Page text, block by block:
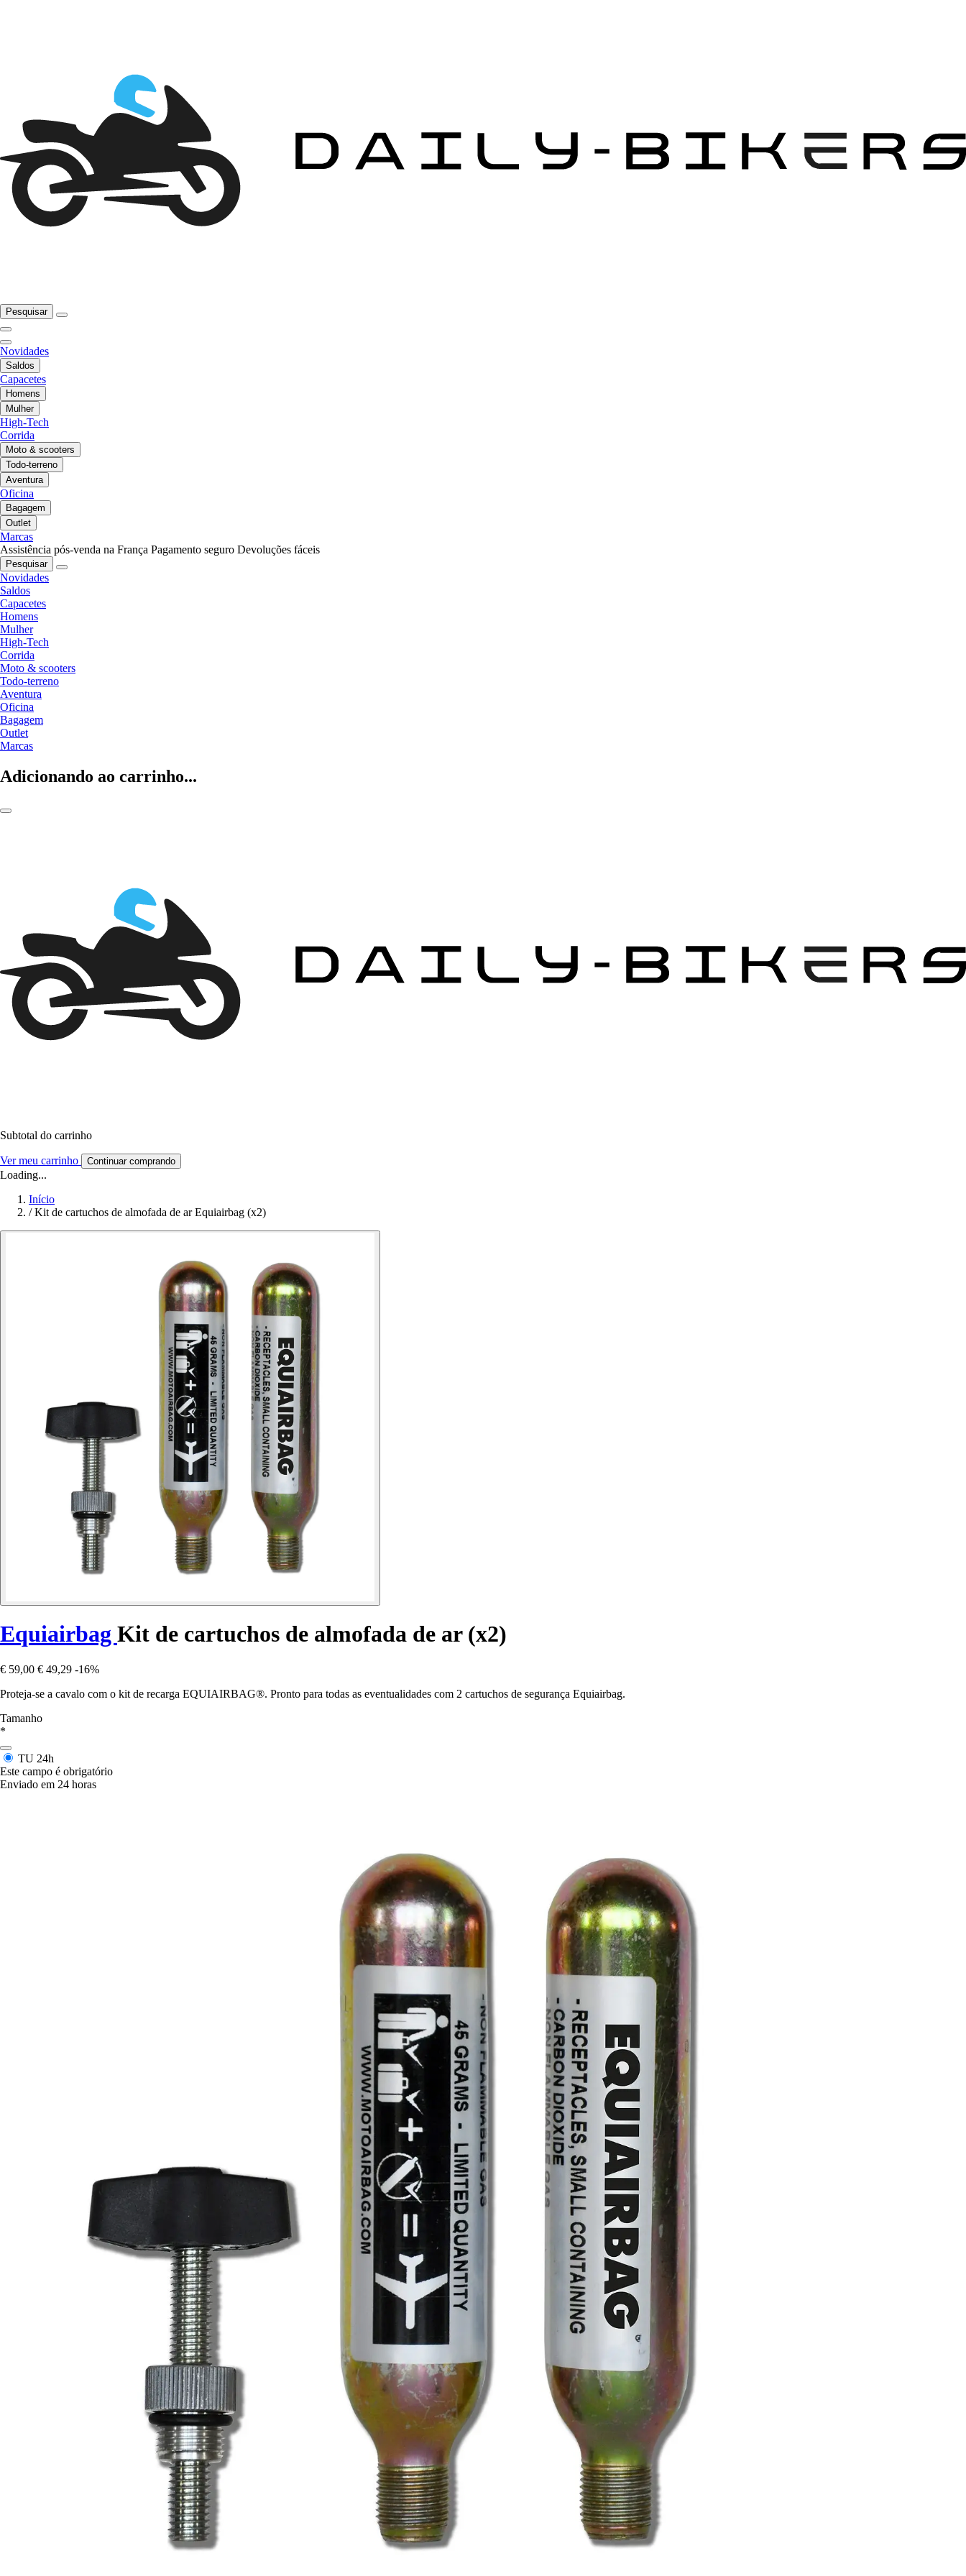
Pesquisar
Novidades
Saldos
Capacetes
Homens
Mulher
High-Tech
Corrida
Moto & scooters
Todo-terreno
Aventura
Oficina
Bagagem
Outlet
Marcas
Assistência pós-venda na França Pagamento seguro Devoluções fáceis
Pesquisar
Novidades
Saldos
Capacetes
Homens
Mulher
High-Tech
Corrida
Moto & scooters
Todo-terreno
Aventura
Oficina
Bagagem
Outlet
Marcas
Adicionando ao carrinho...
Subtotal do carrinho
Ver meu carrinho Continuar comprando
Loading...
Início
/ Kit de cartuchos de almofada de ar Equiairbag (x2)
Equiairbag Kit de cartuchos de almofada de ar (x2)
€ 59,00 € 49,29 -16%
Proteja-se a cavalo com o kit de recarga EQUIAIRBAG®. Pronto para todas as eventualidades com 2 cartuchos de segurança Equiairbag.
Tamanho
*
TU 24h
Este campo é obrigatório
Enviado em 24 horas